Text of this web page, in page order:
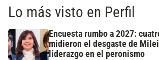
Lo más visto en Perfil
Encuesta rumbo a 2027:
midieron el desgaste de
liderazgo en el peronismo